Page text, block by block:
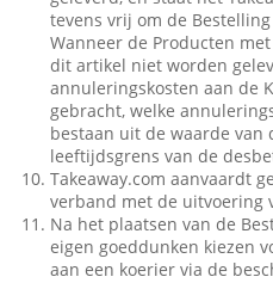
tevens vrij om de
Wanneer de Producten
dit artikel niet worden
annuleringskosten aan de
gebracht, welke
bestaan uit de waarde van
leeftijdsgrens van de
Takeaway.com aanvaardt
verband met de uitvoering
Na het plaatsen van de
eigen goeddunken kiezen
aan een koerier via de